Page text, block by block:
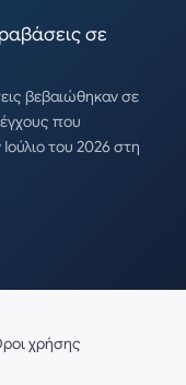
σε
βεβαιώθηκαν σε
που
του 2026 στη
χρήσης